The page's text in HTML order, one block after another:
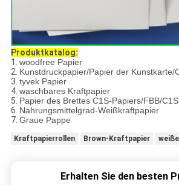
Produktkatalog:
1. woodfree Papier
2. Kunstdruckpapier/Papier der Kunstkarte/
3. tyvek Papier
4. waschbares Kraftpapier
5. Papier des Brettes C1S-Papiers/FBB/
6. Nahrungsmittelgrad-Weißkraftpapier
7. Graue Pappe
Kraftpapierrollen Brown-Kraftpapier
Erhalten Sie den besten